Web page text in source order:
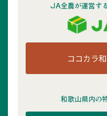
JA全農が運営す
ココカラ
和歌山県内の